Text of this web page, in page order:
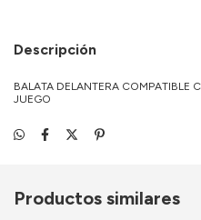
Descripción
BALATA DELANTERA COMPATIBLE
JUEGO
Productos similares